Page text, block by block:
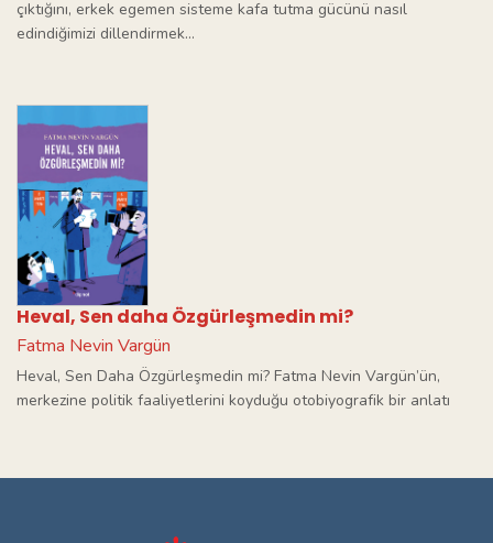
çıktığını, erkek egemen sisteme kafa tutma gücünü nasıl
edindiğimizi dillendirmek...
Heval, Sen daha Özgürleşmedin mi?
Fatma Nevin Vargün
Heval, Sen Daha Özgürleşmedin mi? Fatma Nevin Vargün’ün,
merkezine politik faaliyetlerini koyduğu otobiyografik bir anlatı